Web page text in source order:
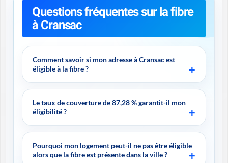
Questions fréquentes sur la fibre
à Cransac
Comment savoir si mon adresse à Cransac est
éligible à la fibre ?
Le taux de couverture de 87,28 % garantit-il mon
éligibilité ?
Pourquoi mon logement peut-il ne pas être éligible
alors que la fibre est présente dans la ville ?